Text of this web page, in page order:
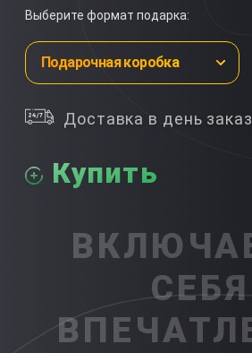
Выберите формат подарка:
Подарочная коробка
Доставка в день
Купить
СЕБЯ